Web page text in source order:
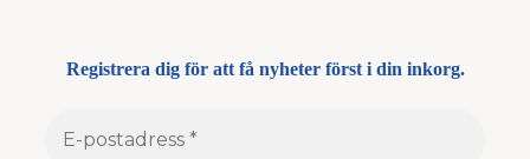
Registrera dig för att få nyheter först i din inkorg.